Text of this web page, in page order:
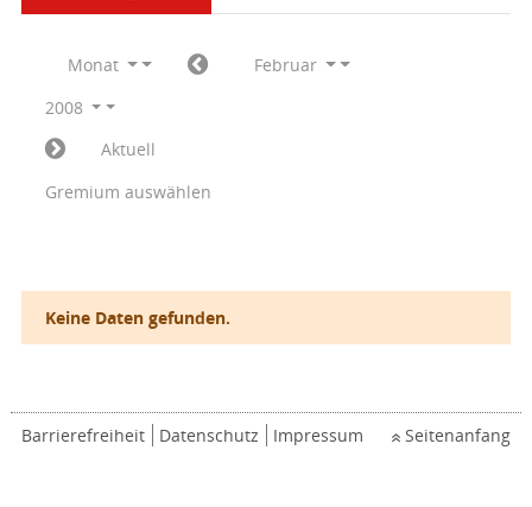
Monat
Februar
2008
Aktuell
Gremium auswählen
Keine Daten gefunden.
Barrierefreiheit Datenschutz Impressum Seitenanfang